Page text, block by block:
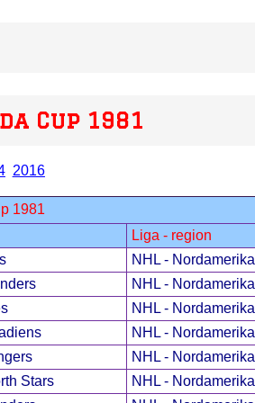
Cup 1981
2016
1981
Liga - region
NHL - Nordamerika
NHL - Nordamerika
NHL - Nordamerika
NHL - Nordamerika
NHL - Nordamerika
Stars
NHL - Nordamerika